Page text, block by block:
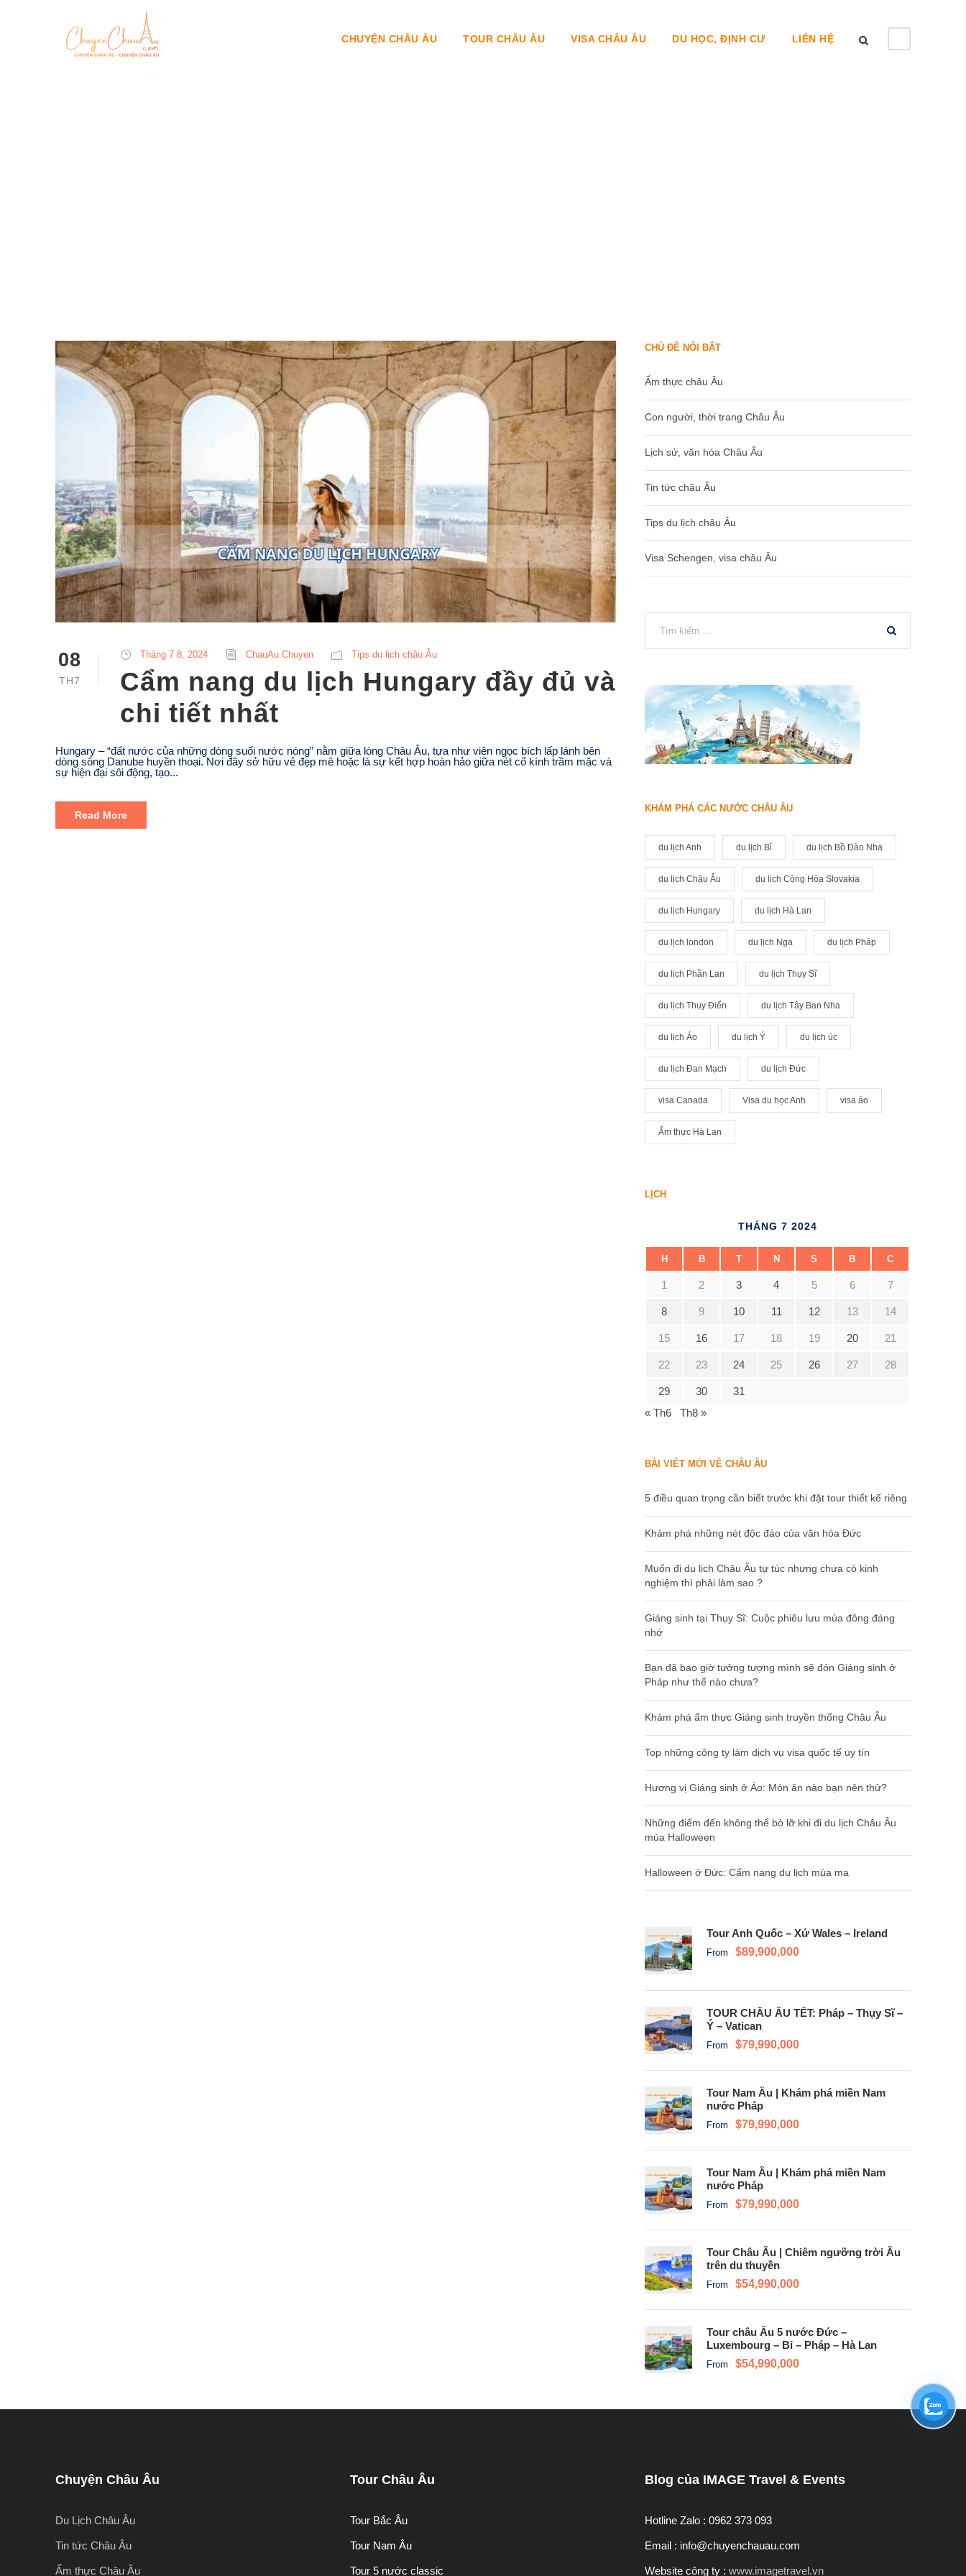
CHUYỆN CHÂU ÂU TOUR CHÂU ÂU VISA CHÂU ÂU DU HỌC, ĐỊNH CƯ LIÊN HỆ
08
TH7
Tháng 7 8, 2024 ChauAu Chuyen Tips du lịch châu Âu
Cẩm nang du lịch Hungary đầy đủ và
chi tiết nhất
Hungary – “đất nước của những dòng suối nước nóng” nằm giữa lòng Châu Âu, tựa như viên ngọc bích lấp lánh bên
dòng sông Danube huyền thoại. Nơi đây sở hữu vẻ đẹp mê hoặc là sự kết hợp hoàn hảo giữa nét cổ kính trầm mặc và
sự hiện đại sôi động, tạo...
Read More
CHỦ ĐỀ NỔI BẬT
Ẩm thực châu Âu
Con người, thời trang Châu Âu
Lịch sử, văn hóa Châu Âu
Tin tức châu Âu
Tips du lịch châu Âu
Visa Schengen, visa châu Âu
KHÁM PHÁ CÁC NƯỚC CHÂU ÂU
du lịch Anh du lịch Bỉ du lịch Bồ Đào Nha
du lịch Châu Âu du lịch Cộng Hòa Slovakia
du lịch Hungary du lịch Hà Lan
du lịch london du lịch Nga du lịch Pháp
du lịch Phần Lan du lịch Thụy Sĩ
du lịch Thụy Điển du lịch Tây Ban Nha
du lịch Áo du lịch Ý du lịch úc
du lịch Đan Mạch du lịch Đức
visa Canada Visa du học Anh visa áo
Ẩm thực Hà Lan
LỊCH
THÁNG 7 2024
H B T N S B C
1 2 3 4 5 6 7
8 9 10 11 12 13 14
15 16 17 18 19 20 21
22 23 24 25 26 27 28
29 30
31
« Th6
Th8 »
BÀI VIẾT MỚI VỀ CHÂU ÂU
5 điều quan trọng cần biết trước khi đặt tour thiết kế riêng
Khám phá những nét độc đáo của văn hóa Đức
Muốn đi du lịch Châu Âu tự túc nhưng chưa có kinh
nghiệm thì phải làm sao ?
Giáng sinh tại Thụy Sĩ: Cuộc phiêu lưu mùa đông đáng
nhớ
Bạn đã bao giờ tưởng tượng mình sẽ đón Giáng sinh ở
Pháp như thế nào chưa?
Khám phá ẩm thực Giáng sinh truyền thống Châu Âu
Top những công ty làm dịch vụ visa quốc tế uy tín
Hương vị Giáng sinh ở Áo: Món ăn nào bạn nên thử?
Những điểm đến không thể bỏ lỡ khi đi du lịch Châu Âu
mùa Halloween
Halloween ở Đức: Cẩm nang du lịch mùa ma
Tour Anh Quốc – Xứ Wales – Ireland
From $89,900,000
TOUR CHÂU ÂU TẾT: Pháp – Thụy Sĩ –
Ý – Vatican
From $79,990,000
Tour Nam Âu | Khám phá miền Nam
nước Pháp
From $79,990,000
Tour Nam Âu | Khám phá miền Nam
nước Pháp
From $79,990,000
Tour Châu Âu | Chiêm ngưỡng trời Âu
trên du thuyền
From $54,990,000
Tour châu Âu 5 nước Đức –
Luxembourg – Bỉ – Pháp – Hà Lan
From $54,990,000
Chuyện Châu Âu
Du Lịch Châu Âu
Tin tức Châu Âu
Ẩm thực Châu Âu
Tour Châu Âu
Tour Bắc Âu
Tour Nam Âu
Tour 5 nước classic
Blog của IMAGE Travel & Events
Hotline Zalo : 0962 373 093
Email : info@chuyenchauau.com
Website công ty : www.imagetravel.vn